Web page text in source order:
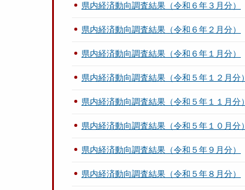
県内経済動向調査結果（令和６年３月分）
県内経済動向調査結果（令和６年２月分）
県内経済動向調査結果（令和６年１月分）
県内経済動向調査結果（令和５年１２月分）
県内経済動向調査結果（令和５年１１月分）
県内経済動向調査結果（令和５年１０月分）
県内経済動向調査結果（令和５年９月分）
県内経済動向調査結果（令和５年８月分）